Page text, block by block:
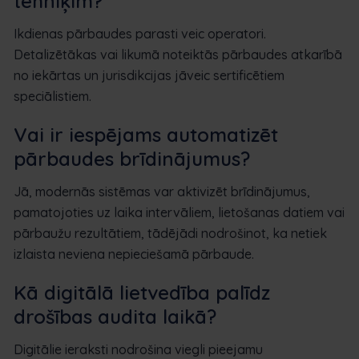
Ikdienas pārbaudes parasti veic operatori.
Detalizētākas vai likumā noteiktās pārbaudes atkarībā
no iekārtas un jurisdikcijas jāveic sertificētiem
speciālistiem.
Vai ir iespējams automatizēt
pārbaudes brīdinājumus?
Jā, modernās sistēmas var aktivizēt brīdinājumus,
pamatojoties uz laika intervāliem, lietošanas datiem vai
pārbaužu rezultātiem, tādējādi nodrošinot, ka netiek
izlaista neviena nepieciešamā pārbaude.
Kā digitālā lietvedība palīdz
drošības audita laikā?
Digitālie ieraksti nodrošina viegli pieejamu